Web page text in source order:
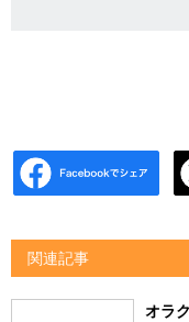
関連記事
オラ